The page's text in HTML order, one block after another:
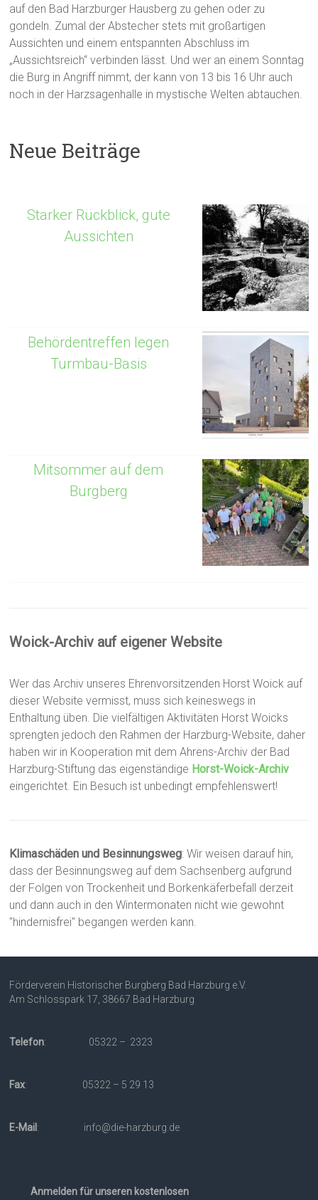
auf den Bad Harzburger Hausberg zu gehen oder zu
gondeln. Zumal der Abstecher stets mit großartigen
Aussichten und einem entspannten Abschluss im
„Aussichtsreich“ verbinden lässt. Und wer an einem Sonntag
die Burg in Angriff nimmt, der kann von 13 bis 16 Uhr auch
noch in der Harzsagenhalle in mystische Welten abtauchen.
Neue Beiträge
Starker Rückblick, gute
Aussichten
Behördentreffen legen
Turmbau-Basis
Mitsommer auf dem
Burgberg
Woick-Archiv auf eigener Website
Wer das Archiv unseres Ehrenvorsitzenden Horst Woick auf
dieser Website vermisst, muss sich keineswegs in
Enthaltung üben. Die vielfältigen Aktivitäten Horst Woicks
sprengten jedoch den Rahmen der Harzburg-Website, daher
haben wir in Kooperation mit dem Ahrens-Archiv der Bad
Harzburg-Stiftung das eigenständige Horst-Woick-Archiv
eingerichtet. Ein Besuch ist unbedingt empfehlenswert!
Klimaschäden und Besinnungsweg: Wir weisen darauf hin,
dass der Besinnungsweg auf dem Sachsenberg aufgrund
der Folgen von Trockenheit und Borkenkäferbefall derzeit
und dann auch in den Wintermonaten nicht wie gewohnt
"hindernisfrei" begangen werden kann.
Förderverein Historischer Burgberg Bad Harzburg e.V.
Am Schlosspark 17, 38667 Bad Harzburg
Telefon: 05322 – 2323
Fax: 05322 – 5 29 13
E-Mail : info@die-harzburg.de
Anmelden für unseren kostenlosen